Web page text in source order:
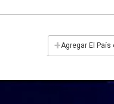
+Agregar El País